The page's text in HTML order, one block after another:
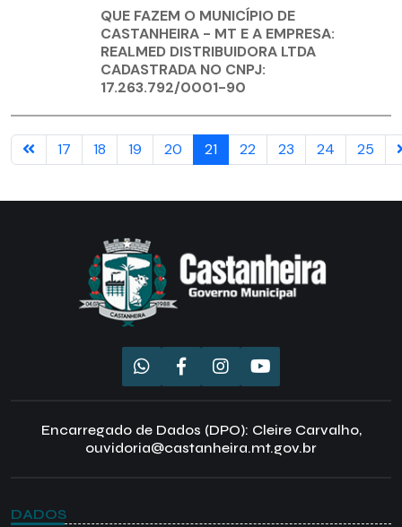
QUE FAZEM O MUNICÍPIO DE
CASTANHEIRA - MT E A EMPRESA:
REALMED DISTRIBUIDORA LTDA
CADASTRADA NO CNPJ:
17.263.792/0001-90
17 18 19 20 21 22 23 24 25
Encarregado de Dados (DPO): Cleire Carvalho,
ouvidoria@castanheira.mt.gov.br
DADOS